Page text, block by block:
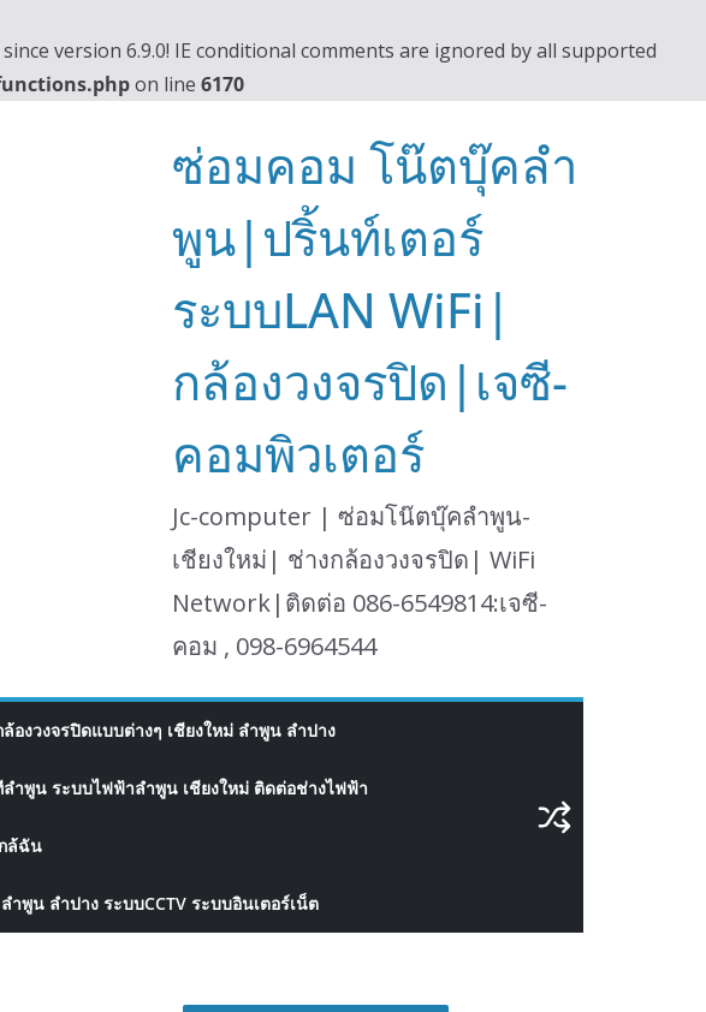
since version 6.9.0! IE conditional comments are ignored by all supported
on line 6170
ซ่อมคอม โน๊ตบุ๊คลำ
พูน|ปริ้นท์เตอร์
ระบบLAN WiFi|
กล้องวงจรปิด|เจซี-
คอมพิวเตอร์
Jc-computer | ซ่อมโน๊ตบุ๊คลำพูน-
เชียงใหม่| ช่างกล้องวงจรปิด| WiFi
Network|ติดต่อ 086-6549814:เจซี-
คอม , 098-6964544
องวงจรปิดแบบต่างๆ เชียงใหม่ ลำพูน ลำปาง
ำพูน ระบบไฟฟ้าลำพูน เชียงใหม่ ติดต่อช่างไฟฟ้า
ล้ฉัน
พูน ลำปาง ระบบCCTV ระบบอินเตอร์เน็ต